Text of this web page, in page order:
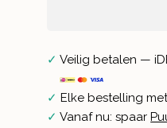
✓ Veilig betalen —
✓ Elke bestelling
✓ Vanaf nu: spaar